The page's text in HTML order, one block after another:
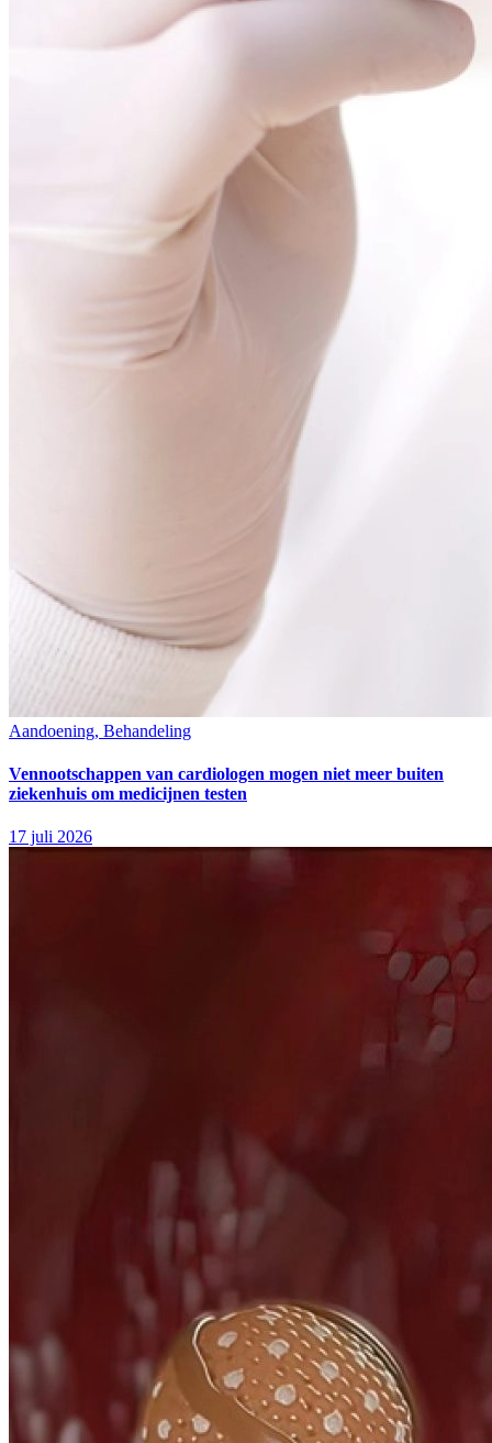
Aandoening, Behandeling
Vennootschappen van cardiologen mogen niet meer buiten
ziekenhuis om medicijnen testen
17 juli 2026